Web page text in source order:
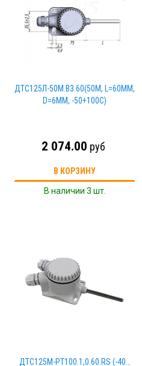
ДТС125Л-50М.В3.60(50М, L=60ММ,
D=6ММ, -50+100С)
2 074.00 руб
В КОРЗИНУ
В наличии 3 шт.
ДТС125М-РТ100.1,0.60.RS (-40…